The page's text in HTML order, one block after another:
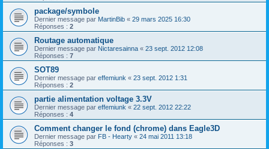
package/symbole
Dernier message par MartinBib « 29 mars 2025 16:30
Réponses : 2
Routage automatique
Dernier message par Nictaresainna « 23 sept. 2012 12:08
Réponses : 7
SOT89
Dernier message par effemiunk « 23 sept. 2012 1:31
Réponses : 2
partie alimentation voltage 3.3V
Dernier message par effemiunk « 22 sept. 2012 22:22
Réponses : 4
Comment changer le fond (chrome) dans Eagle3D
Dernier message par FB - Hearty « 24 mai 2011 13:18
Réponses : 3